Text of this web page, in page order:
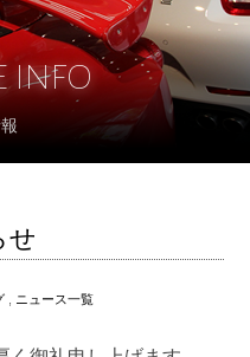
info
せ
ニュース一覧